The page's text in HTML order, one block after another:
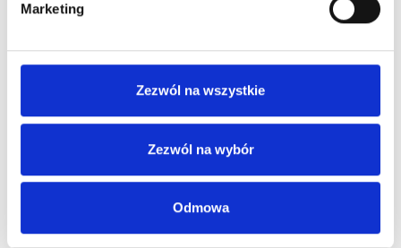
Marketing
Zezwól na wszystkie
Zezwól na wybór
Odmowa